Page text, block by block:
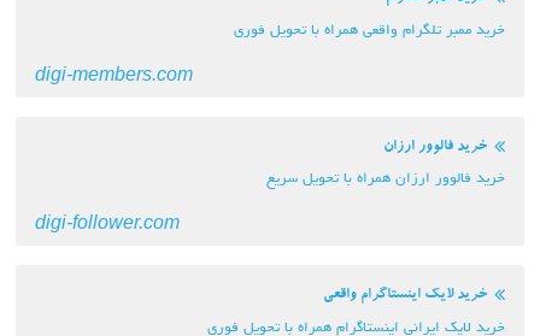
خرید ممبر تلگرام واقعی همراه با تحویل فوری
digi-members.com
خرید فالوور ارزان
خرید فالوور ارزان همراه با تحویل سریع
digi-follower.com
خرید لایک اینستاگرام واقعی
خرید لایک ایرانی اینستاگرام همراه با تحویل فوری